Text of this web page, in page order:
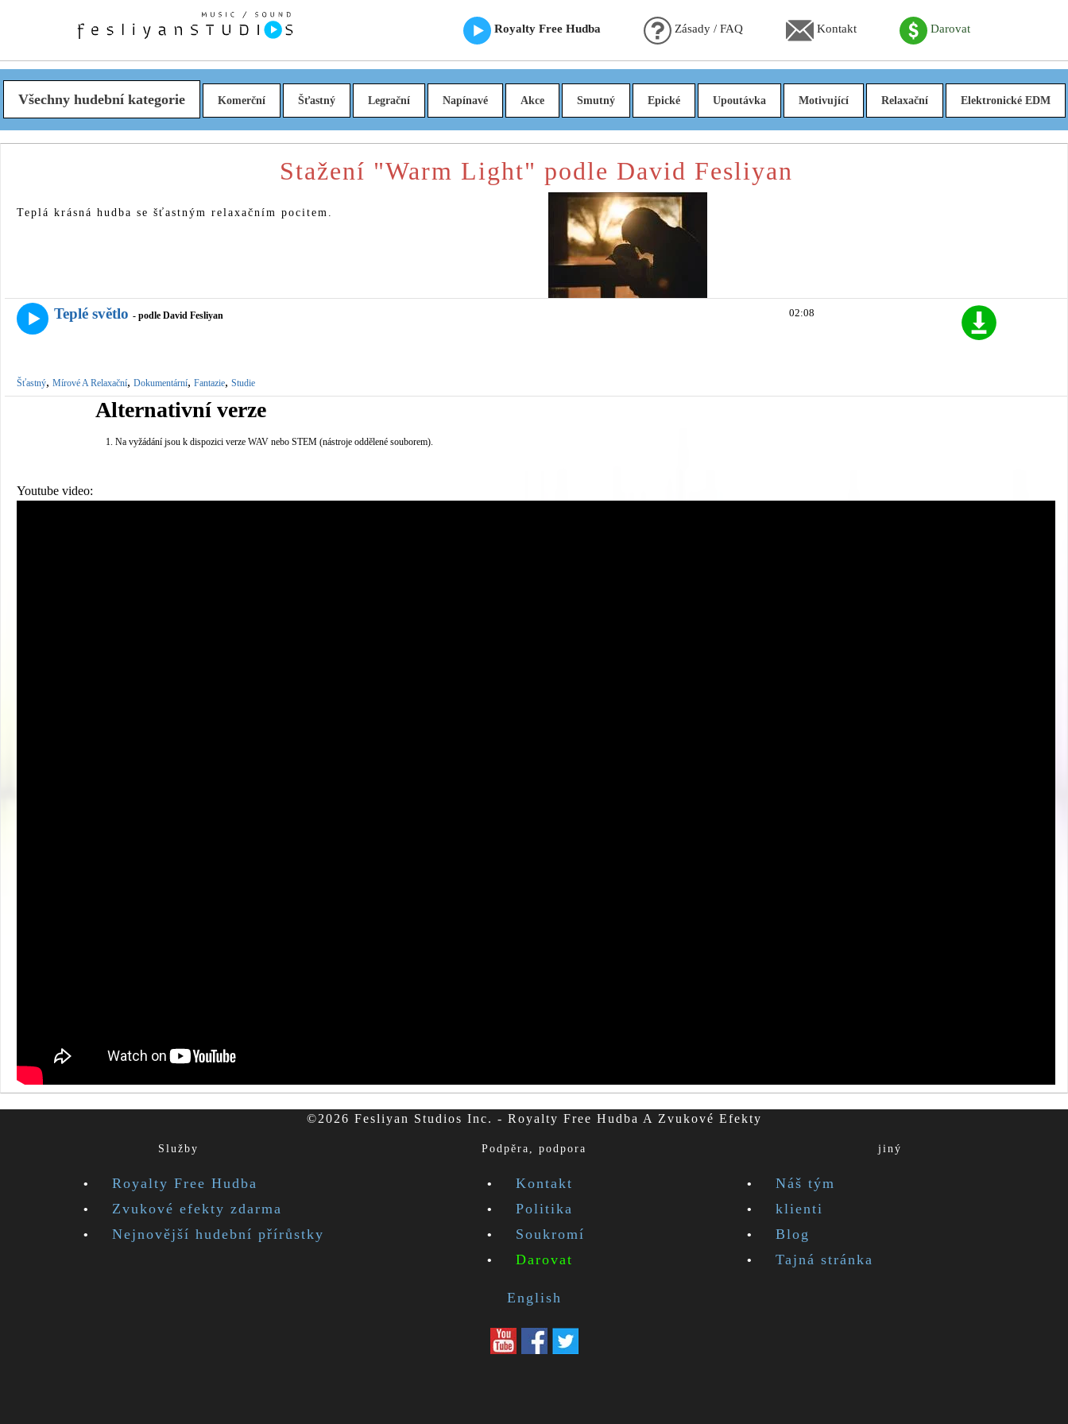
Royalty Free Hudba Zásady / FAQ Kontakt Darovat
Všechny hudební kategorie Komerční Šťastný Legrační Napínavé Akce Smutný Epické Upoutávka Motivující Relaxační Elektronické EDM
Stažení "Warm Light" podle David Fesliyan
Teplá krásná hudba se šťastným relaxačním pocitem.
Teplé světlo - podle David Fesliyan
Šťastný, Mírové A Relaxační, Dokumentární, Fantazie, Studie
02:08
Alternativní verze
Na vyžádání jsou k dispozici verze WAV nebo STEM (nástroje oddělené souborem).
Youtube video:
©2026 Fesliyan Studios Inc. - Royalty Free Hudba A Zvukové Efekty
Služby
Royalty Free Hudba
Zvukové efekty zdarma
Nejnovější hudební přírůstky
Podpěra, podpora
Kontakt
Politika
Soukromí
Darovat
jiný
Náš tým
klienti
Blog
Tajná stránka
English